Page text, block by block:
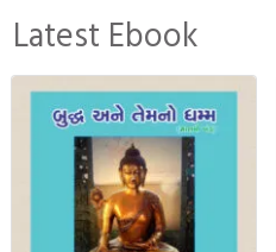
Latest Ebook